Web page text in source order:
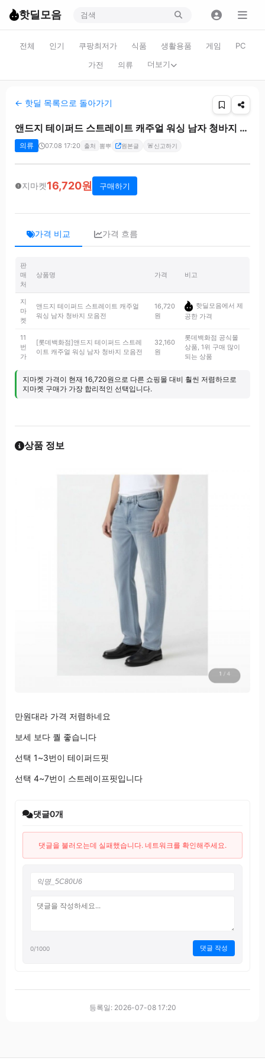
핫딜모음
전체 인기 쿠팡최저가 식품 생활용품 게임
PC
가전
의류 더보기
← 핫딜 목록으로 돌아가기
앤드지 테이퍼드 스트레이트 캐주얼 워싱 남자 청바지 모음전
의류 07.08 17:20 출처 뽐뿌 원본글 🚨신고하기
지마켓16,720원 구매하기
가격 비교 가격 흐름
판
매
처
상품명 가격 비고
지
마
켓
앤드지 테이퍼드 스트레이트 캐주얼
워싱 남자 청바지 모음전
16,720
원
핫딜모음에서 제
공한 가격
11
번
가
[롯데백화점]앤드지 테이퍼드 스트레
이트 캐주얼 워싱 남자 청바지 모음전
32,160
원
롯데백화점 공식몰
상품, 1위 구매 많이
되는 상품
지마켓 가격이 현재 16,720원으로 다른 쇼핑몰 대비 훨씬 저렴하므로
지마켓 구매가 가장 합리적인 선택입니다.
상품 정보
만원대라 가격 저렴하네요
보세 보다 퀄 좋습니다
선택 1~3번이 테이퍼드핏
선택 4~7번이 스트레이프핏입니다
댓글0개
댓글을 불러오는데 실패했습니다. 네트워크를 확인해주세요.
0/1000 댓글 작성
등록일: 2026-07-08 17:20